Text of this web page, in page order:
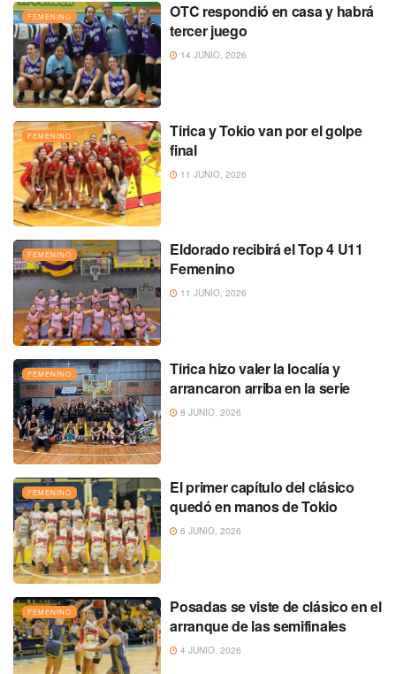
FEMENINO
OTC respondió en casa y habrá
tercer juego
14 JUNIO, 2026
FEMENINO
Tirica y Tokio van por el golpe
final
11 JUNIO, 2026
FEMENINO
Eldorado recibirá el Top 4 U11
Femenino
11 JUNIO, 2026
FEMENINO
Tirica hizo valer la localía y
arrancaron arriba en la serie
8 JUNIO, 2026
FEMENINO
El primer capítulo del clásico
quedó en manos de Tokio
6 JUNIO, 2026
FEMENINO
Posadas se viste de clásico en el
arranque de las semifinales
4 JUNIO, 2026